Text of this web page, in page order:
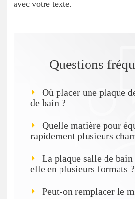
avec votre texte.
Questions
Où placer une plaque
de bain ?
Quelle matière pour
rapidement plusieurs
La plaque salle de
elle en plusieurs formats ?
Peut-on remplacer le